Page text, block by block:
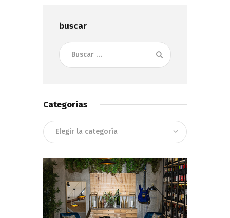
buscar
Buscar:
Categorias
Categorias